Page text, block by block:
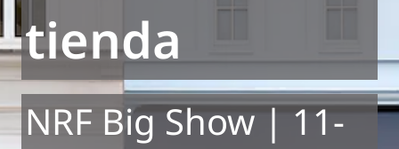
tienda
NRF Big Show | 11-